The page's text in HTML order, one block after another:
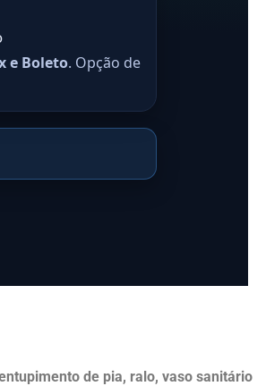
e Boleto. Opção de
de pia, ralo, vaso sanitário